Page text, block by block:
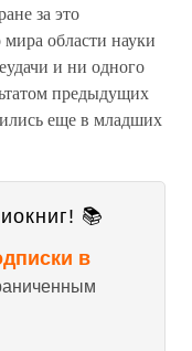
за это
области науки
и ни одного
предыдущих
еще в младших
📚
в